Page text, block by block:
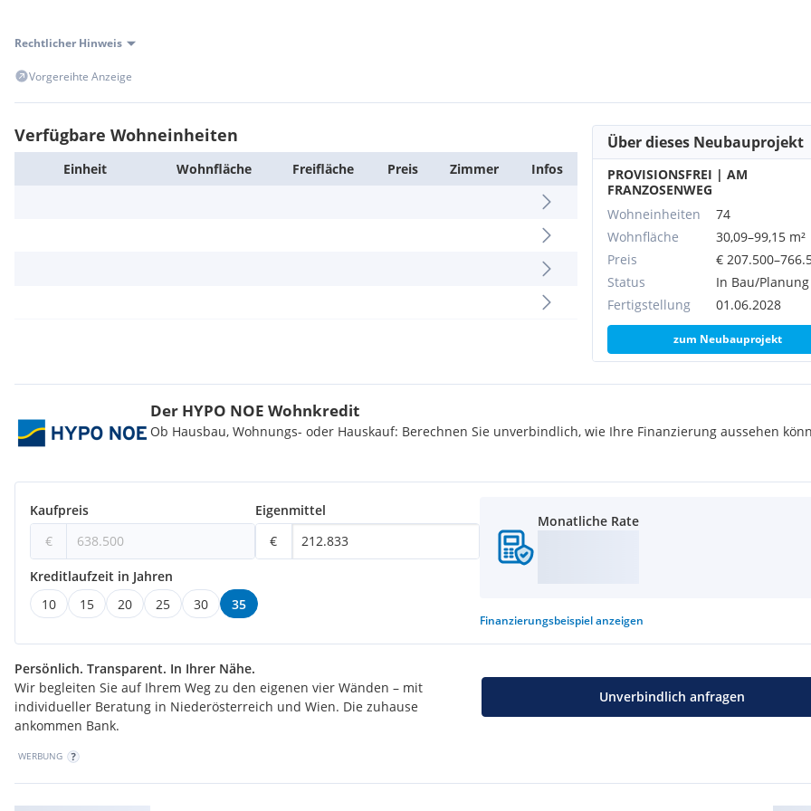
Rechtlicher Hinweis
Vorgereihte Anzeige
Verfügbare Wohneinheiten
Einheit Wohn­fläche Frei­fläche Preis Zimmer Infos
Über dieses Neubauprojekt
PROVISIONSFREI | AM
FRANZOSENWEG
Wohneinheiten
74
Wohnfläche
30,09–99,15 m²
Preis
€
Status
In Bau/Planung
Fertigstellung
01.06.2028
zum Neubauprojekt
Der HYPO NOE Wohnkredit
Ob Hausbau, Wohnungs- oder Hauskauf: Berechnen Sie unverbindlich, wie Ihre Finanzierung aussehen
Kaufpreis
€
Eigenmittel
€
Kreditlaufzeit in Jahren
10
15 20 25 30 35
Monatliche Rate
Finanzierungsbeispielanzeigen
Persönlich. Transparent. In Ihrer Nähe.
Wir begleiten Sie auf Ihrem Weg zu den eigenen vier Wänden – mit
individueller Beratung in Niederösterreich und Wien. Die zuhause
ankommen Bank.
Unverbindlich anfragen
WERBUNG